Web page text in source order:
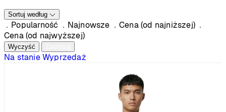
Sortuj według
Popularność Najnowsze
Cena (od najniższej)
Cena (od najwyższej)
Wyczyść
Na stanieWyprzedaż